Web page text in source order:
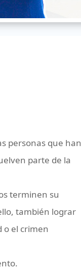
personas que han
parte de la
terminen su
también lograr
o el crimen